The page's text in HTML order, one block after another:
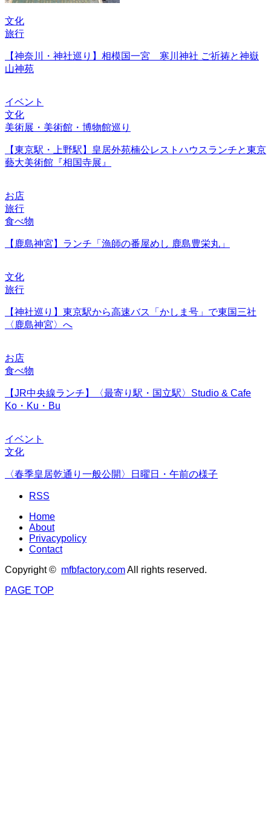
文化
旅行
【神奈川・神社巡り】相模国一宮 寒川神社 ご祈祷と神嶽
山神苑
イベント
文化
美術展・美術館・博物館巡り
【東京駅・上野駅】皇居外苑楠公レストハウスランチと東京
藝大美術館『相国寺展』
お店
旅行
食べ物
【鹿島神宮】ランチ「漁師の番屋めし 鹿島豊栄丸」
文化
旅行
【神社巡り】東京駅から高速バス「かしま号」で東国三社
〈鹿島神宮〉へ
お店
食べ物
【JR中央線ランチ】〈最寄り駅・国立駅〉Studio & Cafe
Ko・Ku・Bu
イベント
文化
〈春季皇居乾通り一般公開〉日曜日・午前の様子
RSS
Home
About
Privacypolicy
Contact
Copyright © mfbfactory.comAll rights reserved.
PAGE TOP